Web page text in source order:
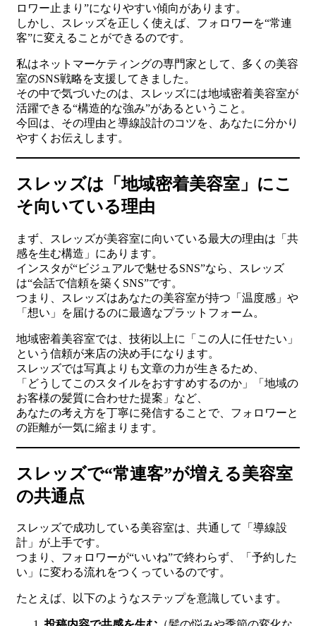
ロワー止まり”になりやすい傾向があります。
しかし、スレッズを正しく使えば、フォロワーを“常連
客”に変えることができるのです。
私はネットマーケティングの専門家として、多くの美容
室のSNS戦略を支援してきました。
その中で気づいたのは、スレッズには地域密着美容室が
活躍できる“構造的な強み”があるということ。
今回は、その理由と導線設計のコツを、あなたに分かり
やすくお伝えします。
スレッズは「地域密着美容室」にこ
そ向いている理由
まず、スレッズが美容室に向いている最大の理由は「共
感を生む構造」にあります。
インスタが“ビジュアルで魅せるSNS”なら、スレッズ
は“会話で信頼を築くSNS”です。
つまり、スレッズはあなたの美容室が持つ「温度感」や
「想い」を届けるのに最適なプラットフォーム。
地域密着美容室では、技術以上に「この人に任せたい」
という信頼が来店の決め手になります。
スレッズでは写真よりも文章の力が生きるため、
「どうしてこのスタイルをおすすめするのか」「地域の
お客様の髪質に合わせた提案」など、
あなたの考え方を丁寧に発信することで、フォロワーと
の距離が一気に縮まります。
スレッズで“常連客”が増える美容室
の共通点
スレッズで成功している美容室は、共通して「導線設
計」が上手です。
つまり、フォロワーが“いいね”で終わらず、「予約した
い」に変わる流れをつくっているのです。
たとえば、以下のようなステップを意識しています。